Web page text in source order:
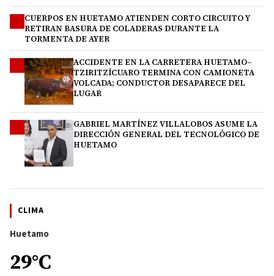
CUERPOS EN HUETAMO ATIENDEN CORTO CIRCUITO Y
RETIRAN BASURA DE COLADERAS DURANTE LA
TORMENTA DE AYER
ACCIDENTE EN LA CARRETERA HUETAMO–
TZIRITZÍCUARO TERMINA CON CAMIONETA
VOLCADA; CONDUCTOR DESAPARECE DEL
LUGAR
GABRIEL MARTÍNEZ VILLALOBOS ASUME LA
DIRECCIÓN GENERAL DEL TECNOLÓGICO DE
HUETAMO
CLIMA
Huetamo
29°C